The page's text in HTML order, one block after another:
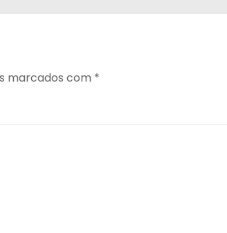
marcados com *